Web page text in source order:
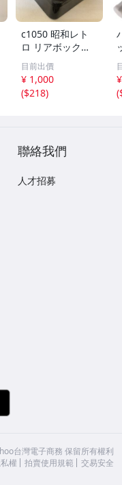
c1050 昭和レト
ロ リアボックス?
バイク パーツ 付
属部品有り 長期
保管品 錆や傷複
数有り 黒 ブラッ
目前出價
¥ 1,000
($218)
(
聯絡我們
人才招募
台灣電子商務 保留所有權利
權 拍賣使用規範 交易安全